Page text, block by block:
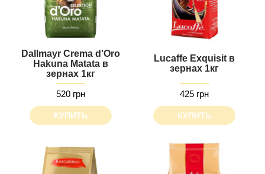
Dallmayr Crema d'Oro
Hakuna Matata в
зернах 1кг
520 грн
КУПИТЬ
Lucaffe Exquisit в
зернах 1кг
425 грн
КУПИТЬ